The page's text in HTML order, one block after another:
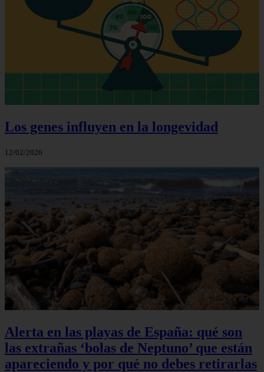
Los genes influyen en la longevidad
12/02/2026
Alerta en las playas de España: qué son
las extrañas ‘bolas de Neptuno’ que están
apareciendo y por qué no debes retirarlas